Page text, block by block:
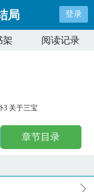
局 登录
架 阅读记录
3 关于三宝
章节目录